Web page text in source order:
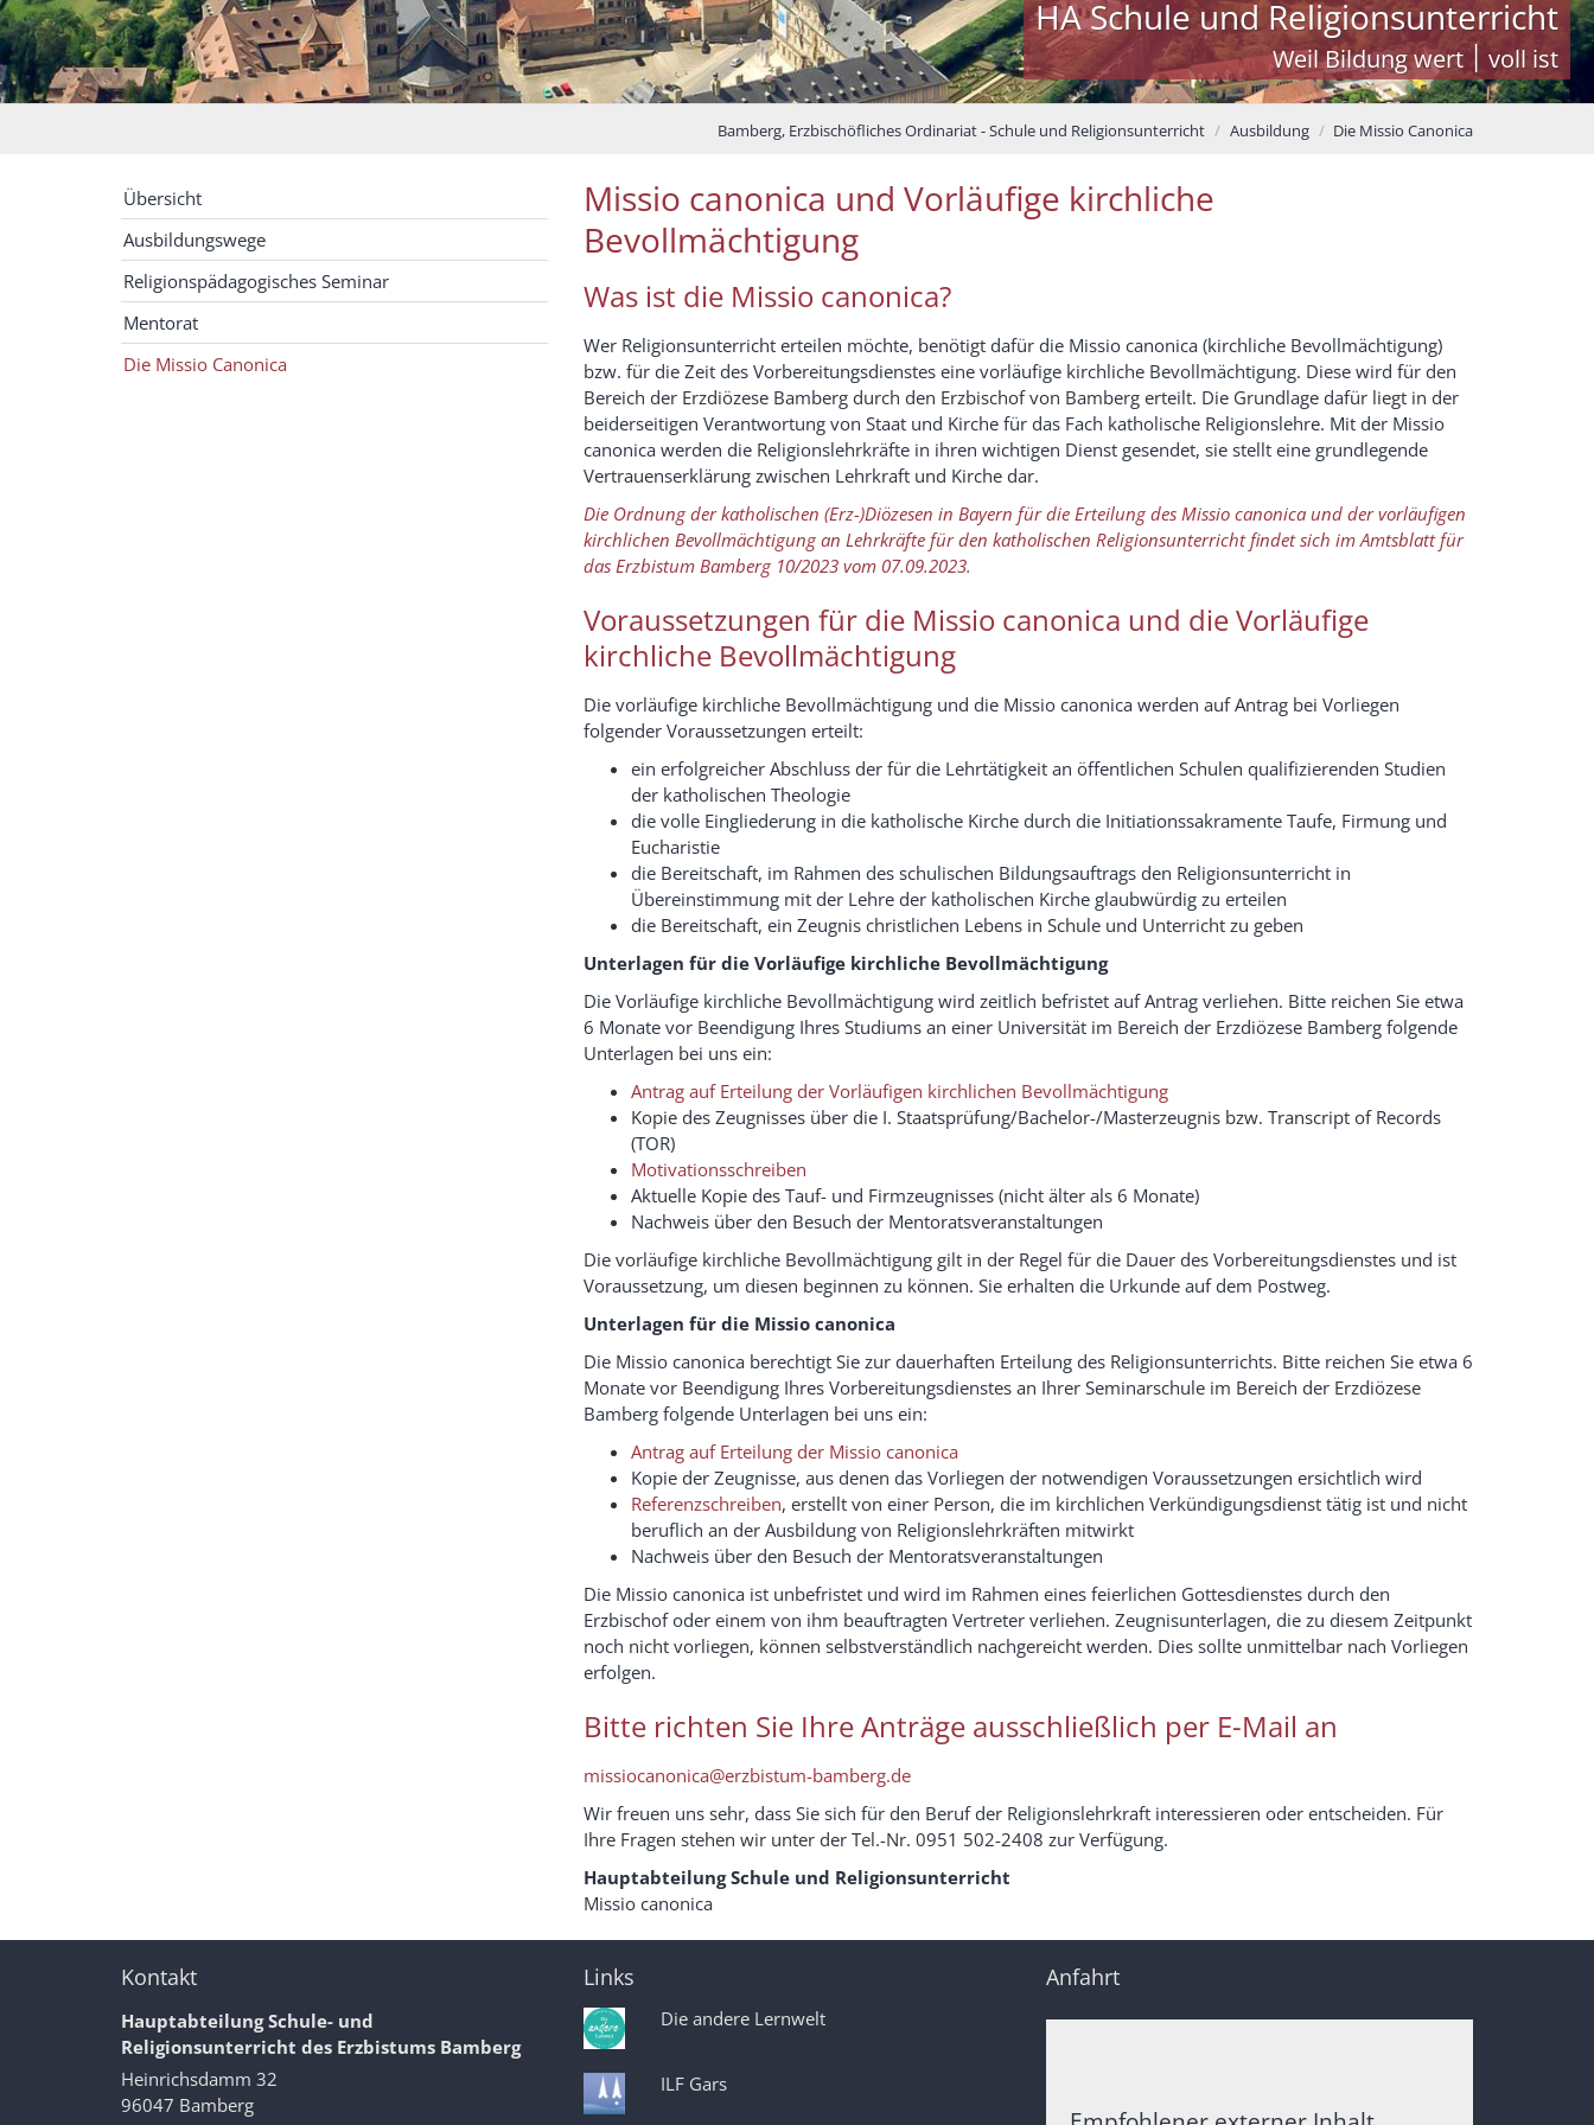
HA Schule und Religionsunterricht
Weil Bildung wert ׀ voll ist
Bamberg, Erzbischöfliches Ordinariat - Schule und Religionsunterricht Ausbildung Die Missio Canonica
Missio canonica und Vorläufige kirchliche
Bevollmächtigung
Was ist die Missio canonica?
Wer Religionsunterricht erteilen möchte, benötigt dafür die Missio canonica (kirchliche Bevollmächtigung)
bzw. für die Zeit des Vorbereitungsdienstes eine vorläufige kirchliche Bevollmächtigung. Diese wird für den
Bereich der Erzdiözese Bamberg durch den Erzbischof von Bamberg erteilt. Die Grundlage dafür liegt in der
beiderseitigen Verantwortung von Staat und Kirche für das Fach katholische Religionslehre. Mit der Missio
canonica werden die Religionslehrkräfte in ihren wichtigen Dienst gesendet, sie stellt eine grundlegende
Vertrauenserklärung zwischen Lehrkraft und Kirche dar.
Die Ordnung der katholischen (Erz-)Diözesen in Bayern für die Erteilung des Missio canonica und der vorläufigen
kirchlichen Bevollmächtigung an Lehrkräfte für den katholischen Religionsunterricht findet sich im Amtsblatt für
das Erzbistum Bamberg 10/2023 vom 07.09.2023.
Voraussetzungen für die Missio canonica und die Vorläufige
kirchliche Bevollmächtigung
Die vorläufige kirchliche Bevollmächtigung und die Missio canonica werden auf Antrag bei Vorliegen
folgender Voraussetzungen erteilt:
ein erfolgreicher Abschluss der für die Lehrtätigkeit an öffentlichen Schulen qualifizierenden Studien
der katholischen Theologie
die volle Eingliederung in die katholische Kirche durch die Initiationssakramente Taufe, Firmung und
Eucharistie
die Bereitschaft, im Rahmen des schulischen Bildungsauftrags den Religionsunterricht in
Übereinstimmung mit der Lehre der katholischen Kirche glaubwürdig zu erteilen
die Bereitschaft, ein Zeugnis christlichen Lebens in Schule und Unterricht zu geben
Unterlagen für die Vorläufige kirchliche Bevollmächtigung
Die Vorläufige kirchliche Bevollmächtigung wird zeitlich befristet auf Antrag verliehen. Bitte reichen Sie etwa
6 Monate vor Beendigung Ihres Studiums an einer Universität im Bereich der Erzdiözese Bamberg folgende
Unterlagen bei uns ein:
Antrag auf Erteilung der Vorläufigen kirchlichen Bevollmächtigung
Kopie des Zeugnisses über die I. Staatsprüfung/Bachelor-/Masterzeugnis bzw. Transcript of Records
(TOR)
Motivationsschreiben
Aktuelle Kopie des Tauf- und Firmzeugnisses (nicht älter als 6 Monate)
Nachweis über den Besuch der Mentoratsveranstaltungen
Die vorläufige kirchliche Bevollmächtigung gilt in der Regel für die Dauer des Vorbereitungsdienstes und ist
Voraussetzung, um diesen beginnen zu können. Sie erhalten die Urkunde auf dem Postweg.
Unterlagen für die Missio canonica
Die Missio canonica berechtigt Sie zur dauerhaften Erteilung des Religionsunterrichts. Bitte reichen Sie etwa 6
Monate vor Beendigung Ihres Vorbereitungsdienstes an Ihrer Seminarschule im Bereich der Erzdiözese
Bamberg folgende Unterlagen bei uns ein:
Antrag auf Erteilung der Missio canonica
Kopie der Zeugnisse, aus denen das Vorliegen der notwendigen Voraussetzungen ersichtlich wird
Referenzschreiben, erstellt von einer Person, die im kirchlichen Verkündigungsdienst tätig ist und nicht
beruflich an der Ausbildung von Religionslehrkräften mitwirkt
Nachweis über den Besuch der Mentoratsveranstaltungen
Die Missio canonica ist unbefristet und wird im Rahmen eines feierlichen Gottesdienstes durch den
Erzbischof oder einem von ihm beauftragten Vertreter verliehen. Zeugnisunterlagen, die zu diesem Zeitpunkt
noch nicht vorliegen, können selbstverständlich nachgereicht werden. Dies sollte unmittelbar nach Vorliegen
erfolgen.
Bitte richten Sie Ihre Anträge ausschließlich per E-Mail an
missiocanonica@erzbistum-bamberg.de
Wir freuen uns sehr, dass Sie sich für den Beruf der Religionslehrkraft interessieren oder entscheiden. Für
Ihre Fragen stehen wir unter der Tel.-Nr. 0951 502-2408 zur Verfügung.
Hauptabteilung Schule und Religionsunterricht
Missio canonica
Übersicht
Ausbildungswege
Religionspädagogisches Seminar
Mentorat
Die Missio Canonica
Kontakt
Hauptabteilung Schule- und
Religionsunterricht des Erzbistums Bamberg
Heinrichsdamm 32
96047 Bamberg
Links
Die andere Lernwelt
ILF Gars
Anfahrt